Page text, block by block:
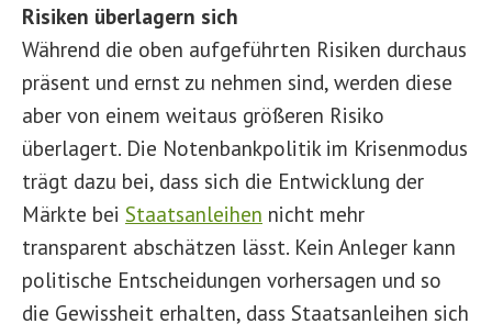
Risiken überlagern sich
Während die oben aufgeführten Risiken durchaus
präsent und ernst zu nehmen sind, werden diese
aber von einem weitaus größeren Risiko
überlagert. Die Notenbankpolitik im Krisenmodus
trägt dazu bei, dass sich die Entwicklung der
Märkte bei Staatsanleihen nicht mehr
transparent abschätzen lässt. Kein Anleger kann
politische Entscheidungen vorhersagen und so
die Gewissheit erhalten, dass Staatsanleihen sich